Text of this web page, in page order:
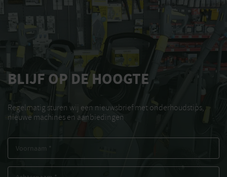
BLIJF OP DE HOOGTE
Regelmatig sturen wij een nieuwsbrief met onderhoudstips,
nieuwe machines en aanbiedingen